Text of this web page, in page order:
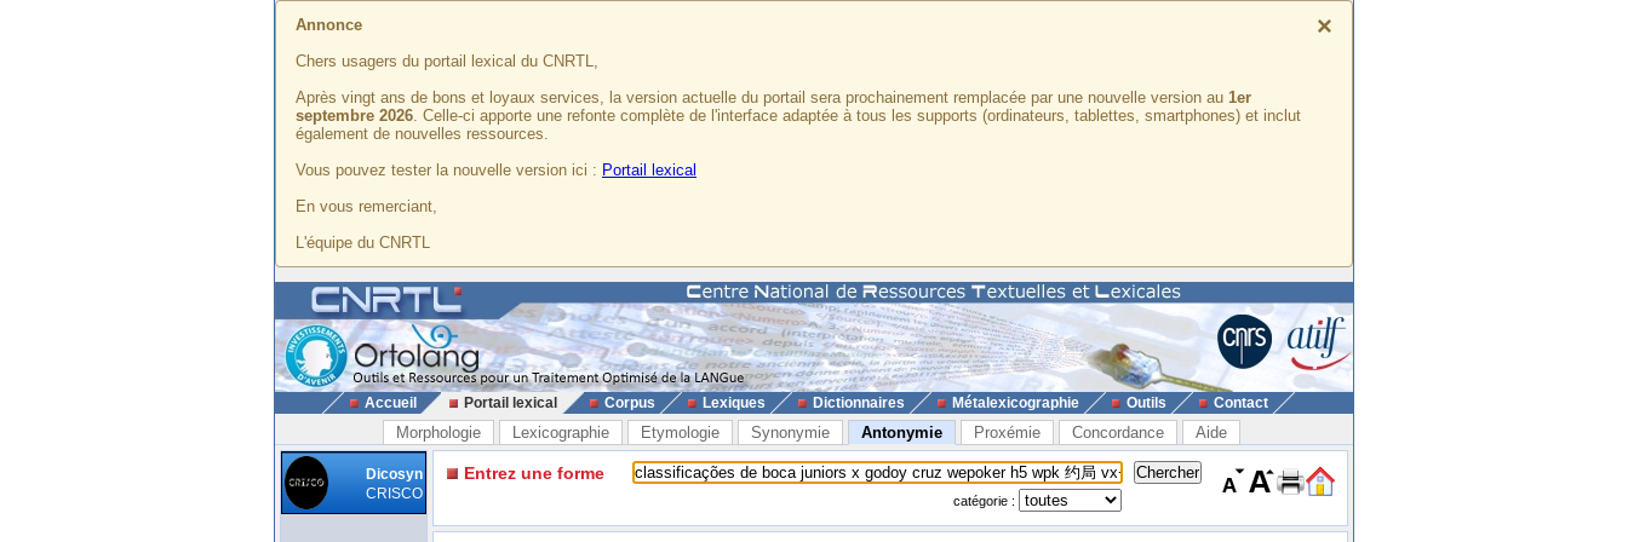
×
Annonce
Chers usagers du portail lexical du CNRTL,
Après vingt ans de bons et loyaux services, la version actuelle du portail sera prochainement remplacée par une nouvelle version au 1er
septembre 2026. Celle-ci apporte une refonte complète de l'interface adaptée à tous les supports (ordinateurs, tablettes, smartphones) et inclut
également de nouvelles ressources.
Vous pouvez tester la nouvelle version ici : Portail lexical
En vous remerciant,
L'équipe du CNRTL
Accueil Portail lexical Corpus Lexiques Dictionnaires Métalexicographie Outils Contact
Morphologie Lexicographie Etymologie Synonymie Antonymie Proxémie Concordance Aide
Dicosyn
CRISCO
Entrez une forme
catégorie :